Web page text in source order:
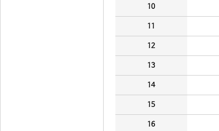
10
11
12
13
14
15
16